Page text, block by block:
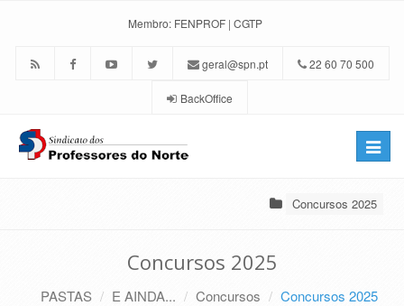
Membro: FENPROF | CGTP
geral@spn.pt 22 60 70 500
BackOffice
Toggle
Concursos 2025
Concursos 2025
PASTAS E AINDA... Concursos Concursos 2025